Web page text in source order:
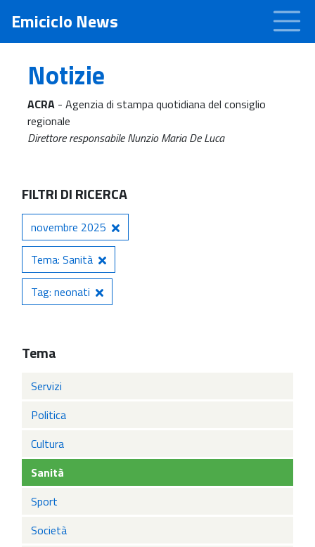
Emiciclo News
Notizie
ACRA - Agenzia di stampa quotidiana del consiglio
regionale
Direttore responsabile Nunzio Maria De Luca
FILTRI DI RICERCA
novembre 2025
Tema: Sanità
Tag: neonati
Tema
Servizi
Politica
Cultura
Sanità
Sport
Società